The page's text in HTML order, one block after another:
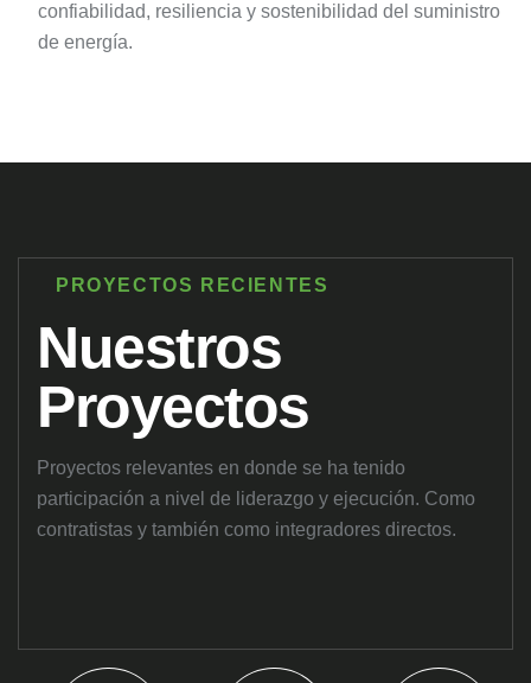
confiabilidad, resiliencia y sostenibilidad del suministro
de energía.
PROYECTOS RECIENTES
Nuestros
Proyectos
Proyectos relevantes en donde se ha tenido
participación a nivel de liderazgo y ejecución. Como
contratistas y también como integradores directos.